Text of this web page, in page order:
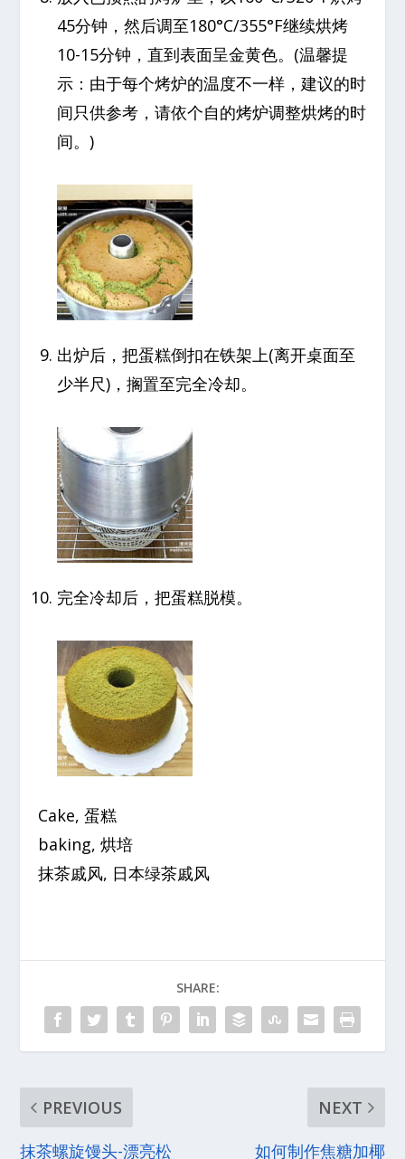
45分钟，然后调至180°C/355°F继续烘烤
10-15分钟，直到表面呈金黄色。(温馨提
示：由于每个烤炉的温度不一样，建议的时
间只供参考，请依个自的烤炉调整烘烤的时
间。)
出炉后，把蛋糕倒扣在铁架上(离开桌面至
少半尺)，搁置至完全冷却。
完全冷却后，把蛋糕脱模。
Cake, 蛋糕
baking, 烘培
抹茶戚风, 日本绿茶戚风
SHARE:
PREVIOUS
抹茶螺旋馒头-漂亮松
NEXT
如何制作焦糖加椰